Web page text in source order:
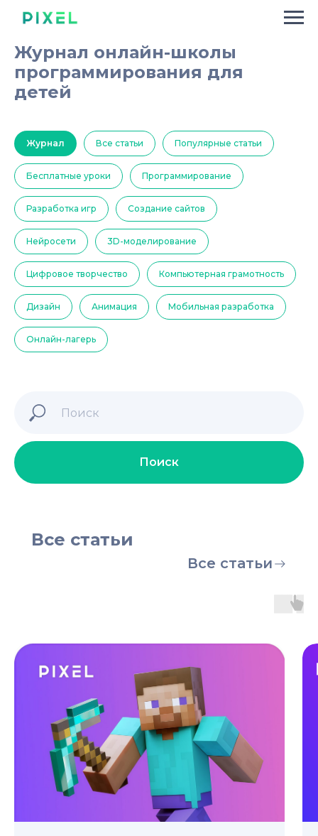
Журнал онлайн-школы
программирования для
детей
Журнал Все статьи Популярные статьи
Бесплатные уроки Программирование
Разработка игр Создание сайтов
Нейросети 3D-моделирование
Цифровое творчество Компьютерная грамотность
Дизайн Анимация Мобильная разработка
Онлайн-лагерь
Поиск
Все статьи
Все статьи